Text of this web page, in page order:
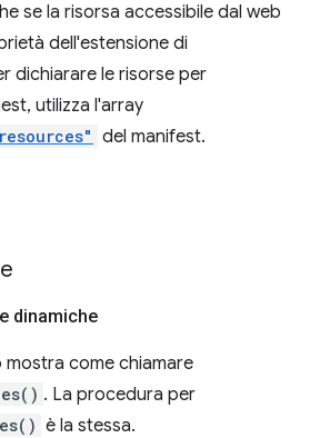
se la risorsa accessibile dal web
dell'estensione di
dichiarare le risorse per
utilizza l'array
del manifest.
dinamiche
mostra come chiamare
. La procedura per
è la stessa.